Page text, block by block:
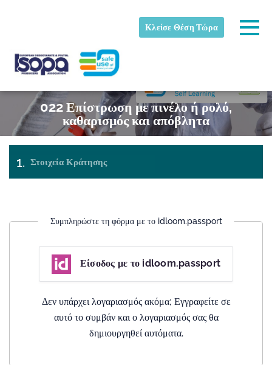
Κλείσε Θέση Τώρα
ISOPA-AISBL
022 Επίστρωση με πινέλο ή ρολό,
καθαρισμός και απόβλητα
Στοιχεία Κράτησης
Συμπληρώστε τη φόρμα με το idloom.passport
Είσοδος με το idloom.passport
Δεν υπάρχει λογαριασμός ακόμα; Εγγραφείτε σε
αυτό το συμβάν και ο λογαριασμός σας θα
δημιουργηθεί αυτόματα.